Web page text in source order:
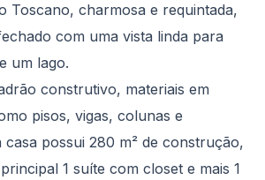
Toscano, charmosa e requintada,
com uma vista linda para
um lago.
construtivo, materiais em
pisos, vigas, colunas e
casa possui 280 m² de construção,
1 suíte com closet e mais 1